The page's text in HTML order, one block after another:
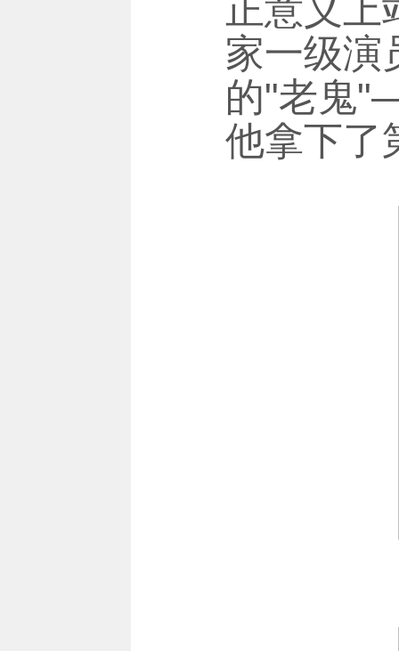
正意义上
家一级演
的"老鬼
他拿下了